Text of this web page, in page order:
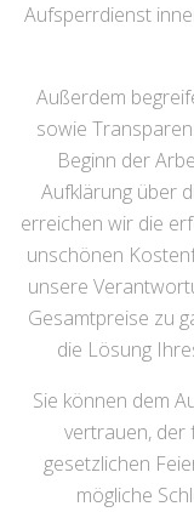
Aufsperrdienst
Außerdem
sowie
Beginn der
Aufklärung über
erreichen wir die
unschönen
unsere
Gesamtpreise zu
die Lösung
Sie können dem
vertrauen, der
gesetzlichen
mögliche